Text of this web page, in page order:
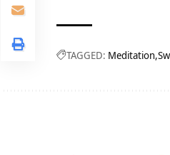
TAGGED: Meditation